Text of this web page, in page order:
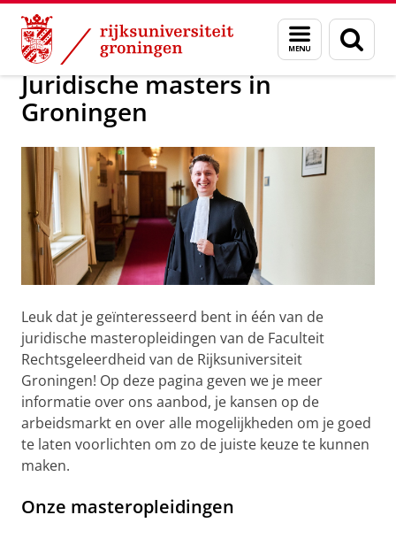
Skip
Content
Skip
Navigation
Menu
en
zoeken
Over ons Master
Juridische masters in
Groningen
Leuk dat je geïnteresseerd bent in één van de
juridische masteropleidingen van de Faculteit
Rechtsgeleerdheid van de Rijksuniversiteit
Groningen! Op deze pagina geven we je meer
informatie over ons aanbod, je kansen op de
arbeidsmarkt en over alle mogelijkheden om je goed
te laten voorlichten om zo de juiste keuze te kunnen
maken.
Onze masteropleidingen